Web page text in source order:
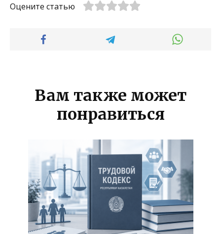
Оцените статью
Вам также может
понравиться